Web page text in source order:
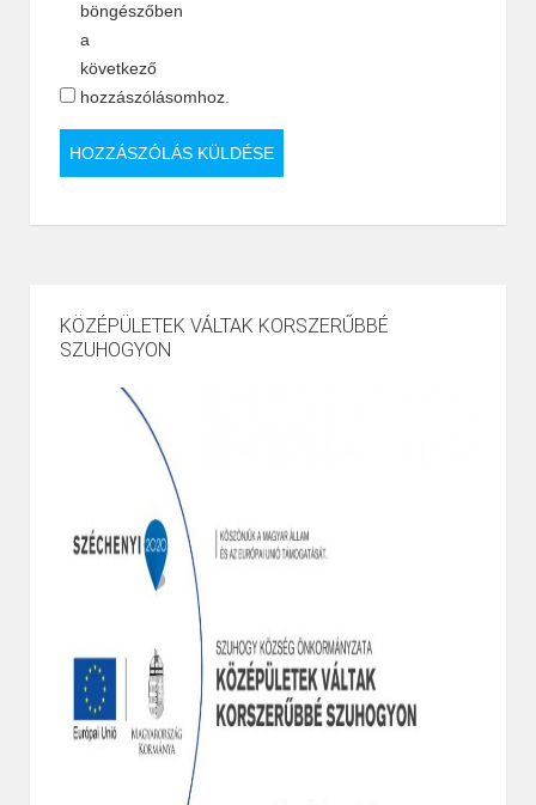
böngészőben
a
következő
hozzászólásomhoz.
KÖZÉPÜLETEK VÁLTAK KORSZERŰBBÉ
SZUHOGYON